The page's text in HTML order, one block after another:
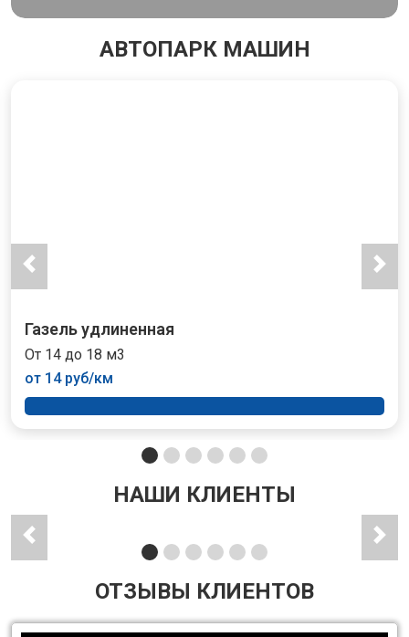
АВТОПАРК МАШИН
Газель удлиненная
От 14 до 18 м3
от 14 руб/км
НАШИ КЛИЕНТЫ
ОТЗЫВЫ КЛИЕНТОВ